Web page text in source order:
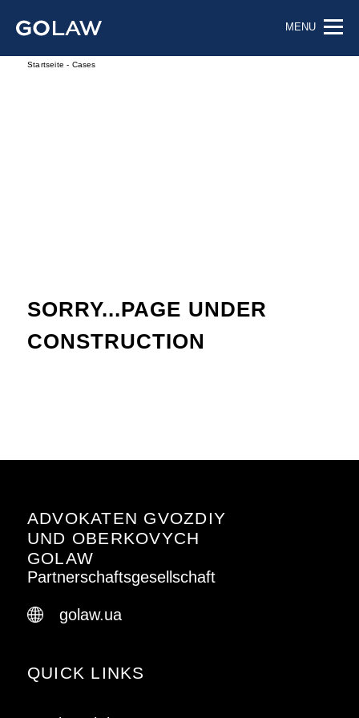
MENU
Startseite - Cases
SORRY...PAGE UNDER
CONSTRUCTION
ADVOKATEN GVOZDIY
UND OBERKOVYCH
GOLAW
Partnerschaftsgesellschaft
golaw.ua
QUICK LINKS